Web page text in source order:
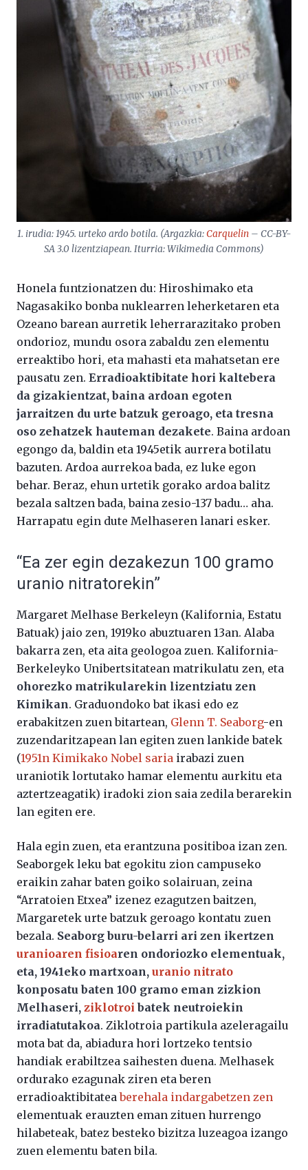
1. irudia: 1945. urteko ardo botila. (Argazkia:Carquelin – CC-BY-
SA 3.0 lizentziapean. Iturria: Wikimedia Commons)
Honela funtzionatzen du: Hiroshimako eta
Nagasakiko bonba nuklearren leherketaren eta
Ozeano barean aurretik leherrarazitako proben
ondorioz, mundu osora zabaldu zen elementu
erreaktibo hori, eta mahasti eta mahatsetan ere
pausatu zen. Erradioaktibitate hori kaltebera
da gizakientzat, baina ardoan egoten
jarraitzen du urte batzuk geroago, eta tresna
oso zehatzek hauteman dezakete. Baina ardoan
egongo da, baldin eta 1945etik aurrera botilatu
bazuten. Ardoa aurrekoa bada, ez luke egon
behar. Beraz, ehun urtetik gorako ardoa balitz
bezala saltzen bada, baina zesio-137 badu… aha.
Harrapatu egin dute Melhaseren lanari esker.
“Ea zer egin dezakezun 100 gramo
uranio nitratorekin”
Margaret Melhase Berkeleyn (Kalifornia, Estatu
Batuak) jaio zen, 1919ko abuztuaren 13an. Alaba
bakarra zen, eta aita geologoa zuen. Kalifornia-
Berkeleyko Unibertsitatean matrikulatu zen, eta
ohorezko matrikularekin lizentziatu zen
Kimikan. Graduondoko bat ikasi edo ez
erabakitzen zuen bitartean, Glenn T. Seaborg-en
zuzendaritzapean lan egiten zuen lankide batek
(1951n Kimikako Nobel saria irabazi zuen
uraniotik lortutako hamar elementu aurkitu eta
aztertzeagatik) iradoki zion saia zedila berarekin
lan egiten ere.
Hala egin zuen, eta erantzuna positiboa izan zen.
Seaborgek leku bat egokitu zion campuseko
eraikin zahar baten goiko solairuan, zeina
“Arratoien Etxea” izenez ezagutzen baitzen,
Margaretek urte batzuk geroago kontatu zuen
bezala. Seaborg buru-belarri ari zen ikertzen
uranioaren fisioaren ondoriozko elementuak,
eta, 1941eko martxoan, uranio nitrato
konposatu baten 100 gramo eman zizkion
Melhaseri, ziklotroi batek neutroiekin
irradiatutakoa. Ziklotroia partikula azeleragailu
mota bat da, abiadura hori lortzeko tentsio
handiak erabiltzea saihesten duena. Melhasek
ordurako ezagunak ziren eta beren
erradioaktibitateaberehala indargabetzen zen
elementuak erauzten eman zituen hurrengo
hilabeteak, batez besteko bizitza luzeagoa izango
zuen elementu baten bila.